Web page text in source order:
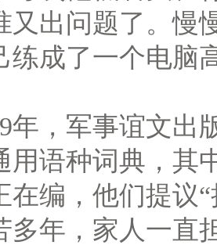
又出问题了。慢
练成了一个电脑
，军事谊文出
用语种词典，其
在编，他们提议
多年，家人一直